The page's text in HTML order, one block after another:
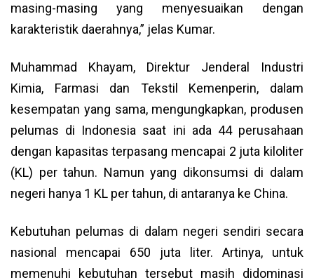
masing-masing yang menyesuaikan dengan
karakteristik daerahnya,” jelas Kumar.
Muhammad Khayam, Direktur Jenderal Industri
Kimia, Farmasi dan Tekstil Kemenperin, dalam
kesempatan yang sama, mengungkapkan, produsen
pelumas di Indonesia saat ini ada 44 perusahaan
dengan kapasitas terpasang mencapai 2 juta kiloliter
(KL) per tahun. Namun yang dikonsumsi di dalam
negeri hanya 1 KL per tahun, di antaranya ke China.
Kebutuhan pelumas di dalam negeri sendiri secara
nasional mencapai 650 juta liter. Artinya, untuk
memenuhi kebutuhan tersebut masih didominasi